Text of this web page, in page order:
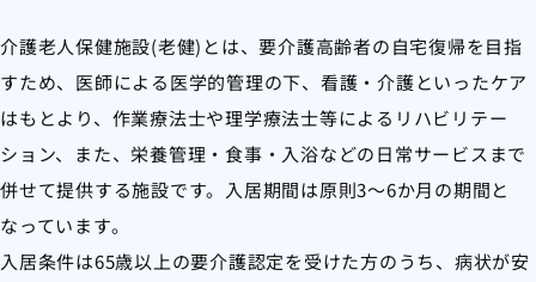
介護老人保健施設(老健)とは、要介護高齢者の自宅復帰を目指
すため、医師による医学的管理の下、看護・介護といったケア
はもとより、作業療法士や理学療法士等によるリハビリテー
ション、また、栄養管理・食事・入浴などの日常サービスまで
併せて提供する施設です。入居期間は原則3～6か月の期間と
なっています。
入居条件は65歳以上の要介護認定を受けた方のうち、病状が安